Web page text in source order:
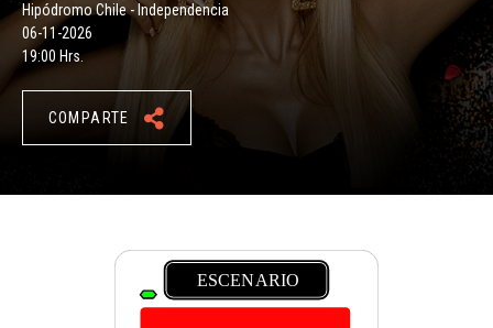
Hipódromo Chile - Independencia
06-11-2026
19:00 Hrs.
COMPARTE
ESCENARIO